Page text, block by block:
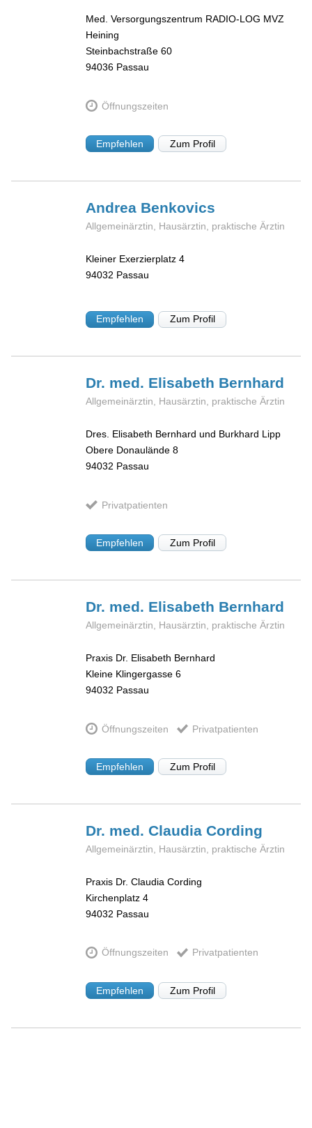
Med. Versorgungszentrum RADIO-LOG MVZ
Heining
Steinbachstraße 60
94036 Passau
Öffnungszeiten
Empfehlen Zum Profil
Andrea Benkovics
Allgemeinärztin, Hausärztin, praktische Ärztin
Kleiner Exerzierplatz 4
94032 Passau
Empfehlen Zum Profil
Dr. med. Elisabeth Bernhard
Allgemeinärztin, Hausärztin, praktische Ärztin
Dres. Elisabeth Bernhard und Burkhard Lipp
Obere Donaulände 8
94032 Passau
Privatpatienten
Empfehlen Zum Profil
Dr. med. Elisabeth Bernhard
Allgemeinärztin, Hausärztin, praktische Ärztin
Praxis Dr. Elisabeth Bernhard
Kleine Klingergasse 6
94032 Passau
Öffnungszeiten Privatpatienten
Empfehlen Zum Profil
Dr. med. ClaudiaCording
Allgemeinärztin, Hausärztin, praktische Ärztin
Praxis Dr. Claudia Cording
Kirchenplatz 4
94032 Passau
Öffnungszeiten Privatpatienten
Empfehlen Zum Profil